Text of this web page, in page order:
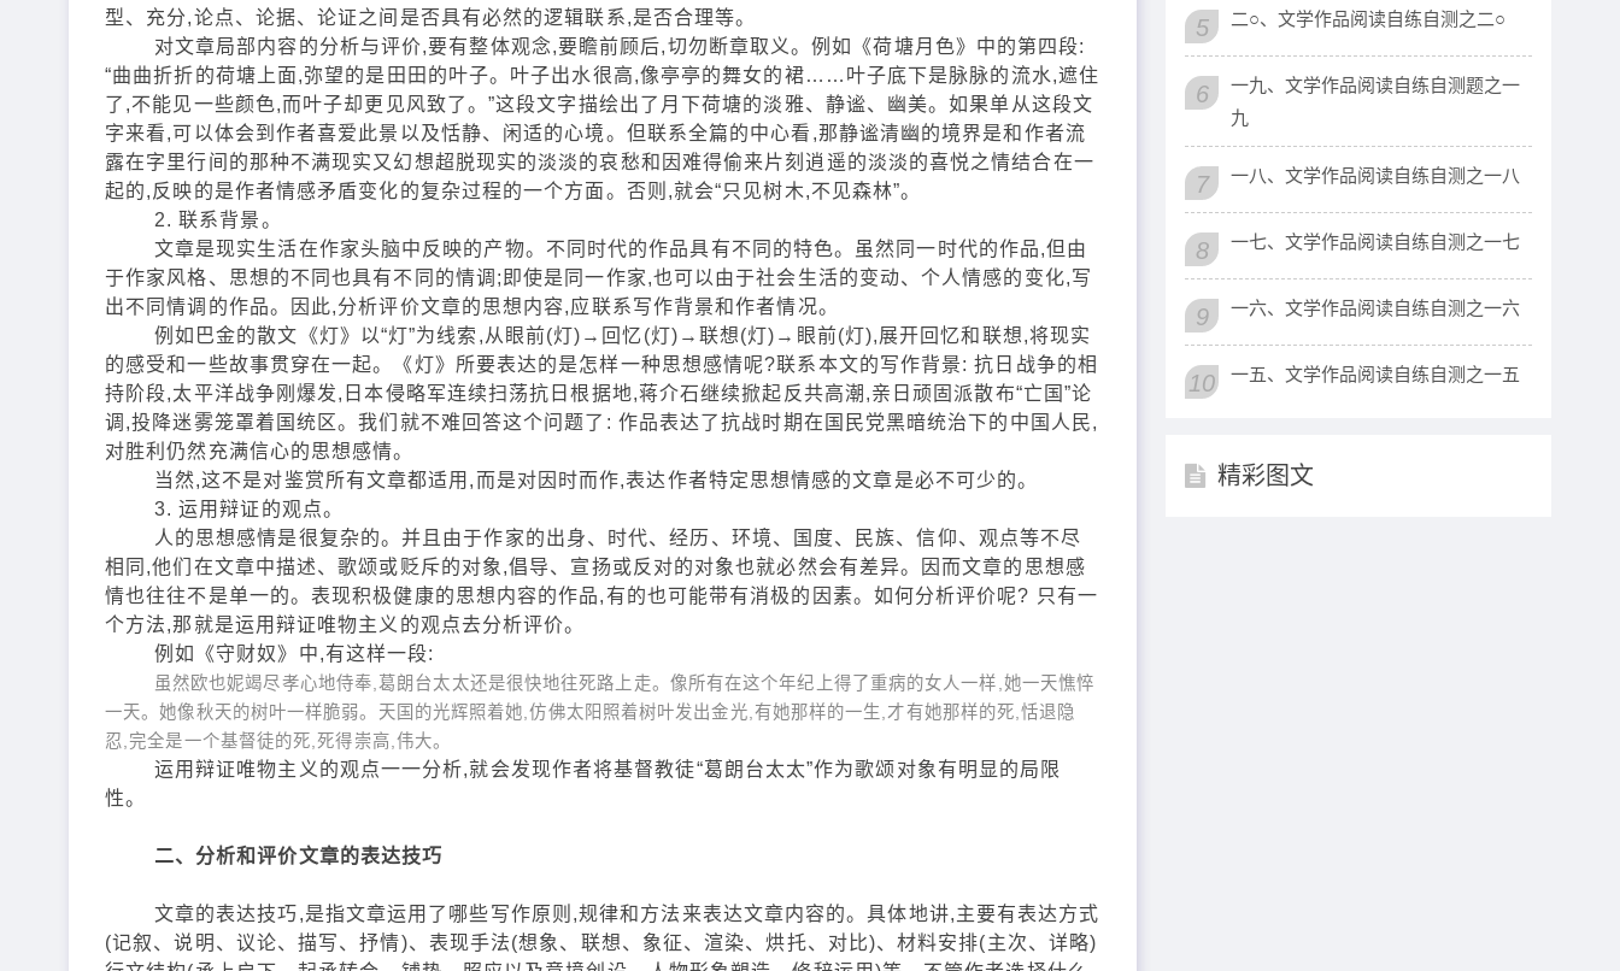
型、充分,论点、论据、论证之间是否具有必然的逻辑联系,是否合理等。
对文章局部内容的分析与评价,要有整体观念,要瞻前顾后,切勿断章取义。例如《荷塘月色》中的第四段:
“曲曲折折的荷塘上面,弥望的是田田的叶子。叶子出水很高,像亭亭的舞女的裙……叶子底下是脉脉的流水,遮住
了,不能见一些颜色,而叶子却更见风致了。”这段文字描绘出了月下荷塘的淡雅、静谧、幽美。如果单从这段文
字来看,可以体会到作者喜爱此景以及恬静、闲适的心境。但联系全篇的中心看,那静谧清幽的境界是和作者流
露在字里行间的那种不满现实又幻想超脱现实的淡淡的哀愁和因难得偷来片刻逍遥的淡淡的喜悦之情结合在一
起的,反映的是作者情感矛盾变化的复杂过程的一个方面。否则,就会“只见树木,不见森林”。
2. 联系背景。
文章是现实生活在作家头脑中反映的产物。不同时代的作品具有不同的特色。虽然同一时代的作品,但由
于作家风格、思想的不同也具有不同的情调;即使是同一作家,也可以由于社会生活的变动、个人情感的变化,写
出不同情调的作品。因此,分析评价文章的思想内容,应联系写作背景和作者情况。
例如巴金的散文《灯》以“灯”为线索,从眼前(灯)→回忆(灯)→联想(灯)→眼前(灯),展开回忆和联想,将现实
的感受和一些故事贯穿在一起。《灯》所要表达的是怎样一种思想感情呢?联系本文的写作背景: 抗日战争的相
持阶段,太平洋战争刚爆发,日本侵略军连续扫荡抗日根据地,蒋介石继续掀起反共高潮,亲日顽固派散布“亡国”论
调,投降迷雾笼罩着国统区。我们就不难回答这个问题了: 作品表达了抗战时期在国民党黑暗统治下的中国人民,
对胜利仍然充满信心的思想感情。
当然,这不是对鉴赏所有文章都适用,而是对因时而作,表达作者特定思想情感的文章是必不可少的。
3. 运用辩证的观点。
人的思想感情是很复杂的。并且由于作家的出身、时代、经历、环境、国度、民族、信仰、观点等不尽
相同,他们在文章中描述、歌颂或贬斥的对象,倡导、宣扬或反对的对象也就必然会有差异。因而文章的思想感
情也往往不是单一的。表现积极健康的思想内容的作品,有的也可能带有消极的因素。如何分析评价呢? 只有一
个方法,那就是运用辩证唯物主义的观点去分析评价。
例如《守财奴》中,有这样一段:
虽然欧也妮竭尽孝心地侍奉,葛朗台太太还是很快地往死路上走。像所有在这个年纪上得了重病的女人一样,她一天憔悴
一天。她像秋天的树叶一样脆弱。天国的光辉照着她,仿佛太阳照着树叶发出金光,有她那样的一生,才有她那样的死,恬退隐
忍,完全是一个基督徒的死,死得崇高,伟大。
运用辩证唯物主义的观点一一分析,就会发现作者将基督教徒“葛朗台太太”作为歌颂对象有明显的局限
性。
二、分析和评价文章的表达技巧
文章的表达技巧,是指文章运用了哪些写作原则,规律和方法来表达文章内容的。具体地讲,主要有表达方式
(记叙、说明、议论、描写、抒情)、表现手法(想象、联想、象征、渲染、烘托、对比)、材料安排(主次、详略)
5 二○、文学作品阅读自练自测之二○
6
一九、文学作品阅读自练自测题之一
九
7 一八、文学作品阅读自练自测之一八
8 一七、文学作品阅读自练自测之一七
9 一六、文学作品阅读自练自测之一六
10 一五、文学作品阅读自练自测之一五
精彩图文